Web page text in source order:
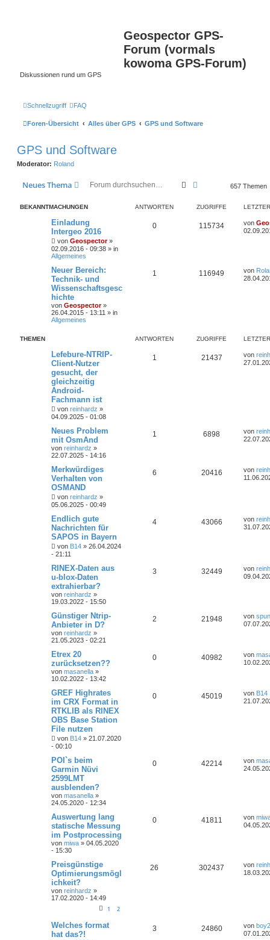
Geospector GPS-
Forum (vormals
kowoma GPS-Forum)
Diskussionen rund um GPS
Schnellzugriff FAQ
Foren-Übersicht Alles über GPS GPS und Software
GPS und Software
Moderator: Roland
Neues Thema SucheErweiterte Suche
657 Themen
BEKANNTMACHUNGEN ANTWORTEN ZUGRIFFE
Einladung
Intergeo 2016
von Geospector»
02.09.2016 - 09:38 » in
Allgemeines
0 115734 von
Neuer Bereich:
Technik- und
Wissenschaftsgesc
hichte
von Geospector»
26.04.2015 - 13:11 » in
Allgemeines
1 116949 von
THEMEN ANTWORTEN ZUGRIFFE
Lefebure-NTRIP-
Client-Nutzer
gesucht, der
gleichzeitig
Android-
Fachmann ist
von reinhardz »
04.09.2025 - 01:08
1 21437 von
Neues Problem
mit OsmAnd
von reinhardz »
22.07.2025 - 14:16
1 6898 von
Merkwürdiges
Verhalten von
OSMAND
von reinhardz »
05.06.2025 - 00:49
6 20416 von
Endlich gute
Nachrichten für
SAPOS in Bayern
von B14 » 26.04.2024
- 21:11
4 43066 von
RINEX-Daten aus
u-blox-Daten
extrahierbar?
von reinhardz »
19.03.2022 - 15:50
3 32449 von
Günstiger Ntrip-
Anbieter in D?
von reinhardz »
21.05.2023 - 02:21
2 21948 von
Etrex 20
zurücksetzen??
von masanella »
10.02.2022 - 13:42
0 40982 von
GREF Highrates
im CRX Format in
RTKLIB als RINEX
OBS Base Station
File nutzen
von B14 » 21.07.2020
- 00:10
0 45019 von B14
POI`s beim
Garmin Nüvi
2599LMT
ausblenden?
von masanella »
24.05.2020 - 12:34
0 42214 von
Auswertung lang
statische Messung
im Postprocessing
von miwa » 04.05.2020
- 15:30
0 41811 von
Preisgünstige
Optimierungsmögl
ichkeit?
von reinhardz »
17.02.2020 - 14:49
1 2
26 302437 von
Welches format
hat das?!
3 24860 von